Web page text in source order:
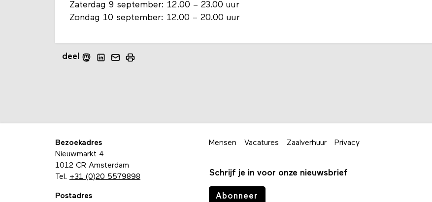
Zaterdag 9 september: 12.00 – 23.00 uur
Zondag 10 september: 12.00 – 20.00 uur
deel
Bezoekadres
Nieuwmarkt 4
1012 CR Amsterdam
Tel. +31 (0)20 5579898
Postadres
Mensen Vacatures Zaalverhuur Privacy
Schrijf je in voor onze nieuwsbrief
Abonneer